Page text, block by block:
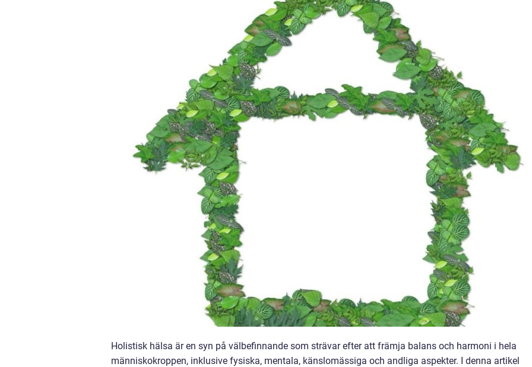
Holistisk hälsa är en syn på välbefinnande som strävar efter att främja balans och harmoni i hela
människokroppen, inklusive fysiska, mentala, känslomässiga och andliga aspekter. I denna artikel